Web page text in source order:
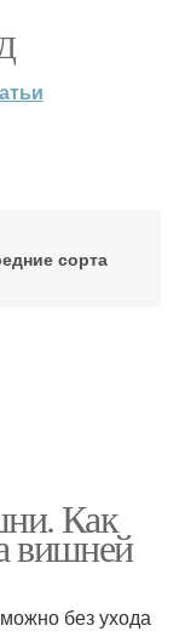
сорта
Как
вишней
без ухода